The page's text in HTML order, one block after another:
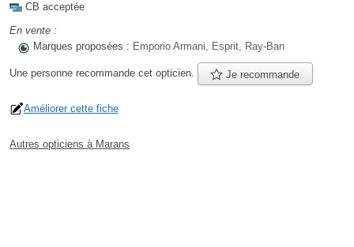
CB acceptée
En vente :
Marques proposées : Emporio Armani, Esprit, Ray-Ban
Une personne recommande cet opticien. Je recommande
Améliorer cette fiche
Autres opticiens à Marans